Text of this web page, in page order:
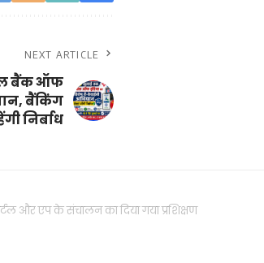
NEXT ARTICLE
बैंक ऑफ
बैंकिंग
निर्बाध
और एप के संचालन का दिया गया प्रशिक्षण